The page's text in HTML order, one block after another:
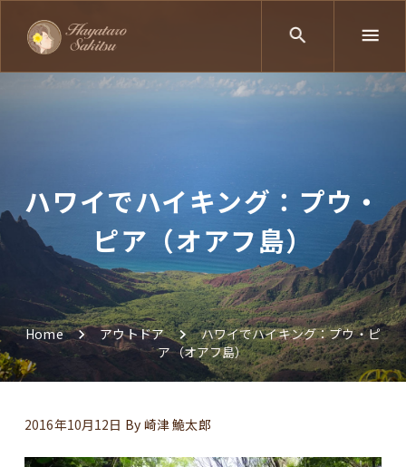
ハワイでハイキング：プウ・
ピア（オアフ島）
Home アウトドア
ハワイでハイキング：プウ・ピ
ア（オアフ島）
2016年10月12日 By 崎津 鮠太郎